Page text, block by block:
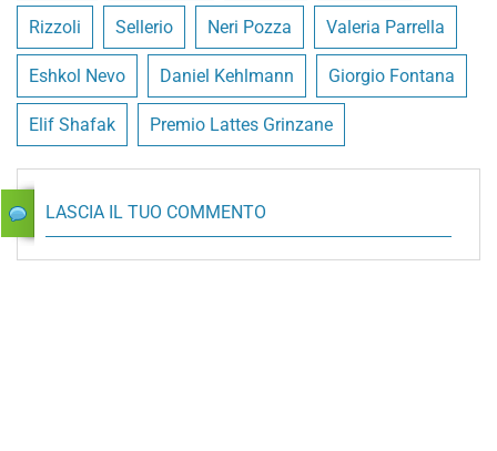
Rizzoli Sellerio Neri Pozza Valeria Parrella
Eshkol Nevo Daniel Kehlmann Giorgio Fontana
Elif Shafak Premio Lattes Grinzane
LASCIA IL TUO COMMENTO